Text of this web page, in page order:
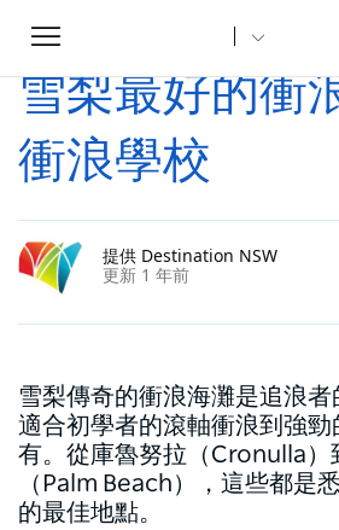
Toggle
navigation
家
雪梨最好的衝
衝浪學校
提供 Destination NSW
更新 1 年前
雪梨傳奇的衝浪海灘是追浪者
適合初學者的滾軸衝浪到強勁
有。從庫魯努拉（Cronulla）
（Palm Beach），這些都是
的最佳地點。